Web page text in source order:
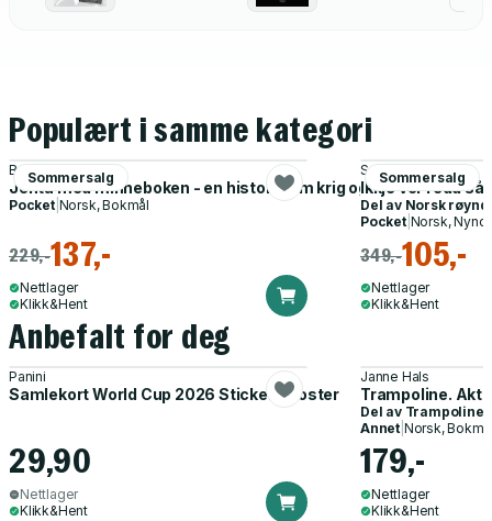
Populært i samme kategori
Sommersalg
Bart Van Es
Jenta med minneboken - en historie om krig og familie, og et
Pocket| Norsk, Bokmål
229,-137,-
Nettlager
Klikk&Hent
Sommersalg
Sumaya Jirde Ali
Ikkje ver redd
Del av Norsk
Pocket| Norsk,
349,-105,-
Nettlager
Klikk&Hent
Anbefalt for deg
Panini
Samlekort World Cup 2026 Sticker Booster
29,90
Nettlager
Klikk&Hent
Janne Hals
Trampoline.
Del av Trampoline
Annet| Norsk,
179,-
Nettlager
Klikk&Hent